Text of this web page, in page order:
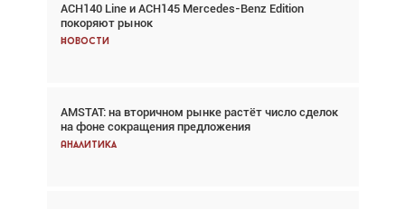
ACH140 Line и ACH145 Mercedes-Benz Edition
покоряют рынок
Новости
AMSTAT: на вторичном рынке растёт число сделок
на фоне сокращения предложения
Аналитика
Авиационный фотограф Дэйв Кох: «Фотография
говорит сама за себя... а ИИ всё портит»
Новости
В городах чемпионата мира наблюдался подъём,
хотя общий трафик снизился
Аналитика